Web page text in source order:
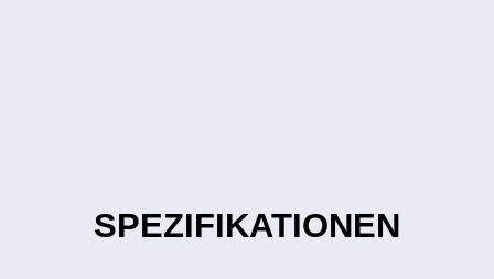
SPEZIFIKATIONEN